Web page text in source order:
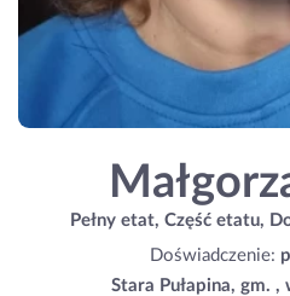
Pełny etat, Część etatu,
Doświadczenie:
Stara Pułapina, gm.